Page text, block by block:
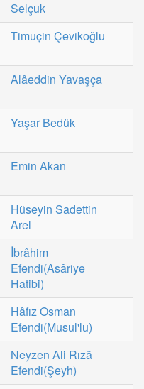
Selçuk
Timuçin Çevikoğlu
Alâeddin Yavaşça
Yaşar Bedük
Emin Akan
Hüseyin Sadettin
Arel
İbrâhim
Efendi(Asâriye
Hatibi)
Hâfız Osman
Efendi(Musul'lu)
Neyzen Ali Rızâ
Efendi(Şeyh)